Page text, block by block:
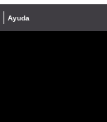
Ayuda